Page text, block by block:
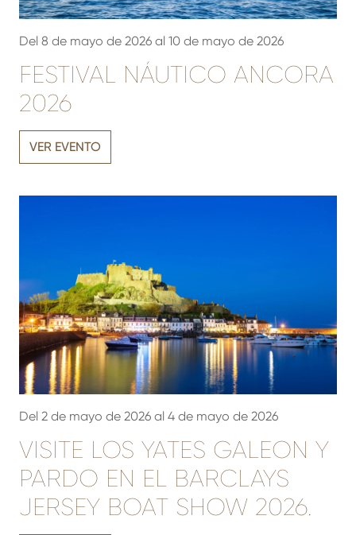
Del 8 de mayo de 2026 al 10 de mayo de 2026
FESTIVAL NÁUTICO ANCORA
2026
VER EVENTO
Del 2 de mayo de 2026 al 4 de mayo de 2026
VISITE LOS YATES GALEON Y
PARDO EN EL BARCLAYS
JERSEY BOAT SHOW 2026.